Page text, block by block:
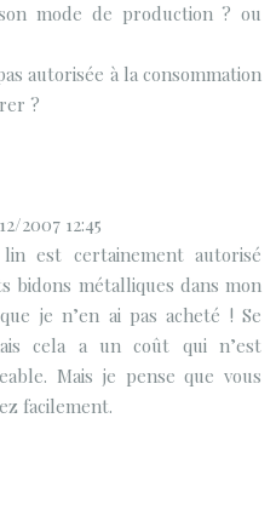
mode de production ? ou
autorisée à la consommation
?
2007 12:45
est certainement autorisé
bidons métalliques dans mon
je n’en ai pas acheté ! Se
cela a un coût qui n’est
Mais je pense que vous
facilement.